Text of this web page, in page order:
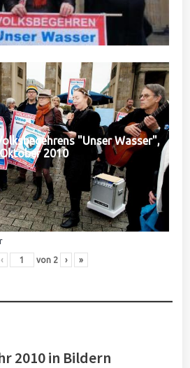
"Unser Wasser",
2010
‹ von 2 › »
2010 in Bildern